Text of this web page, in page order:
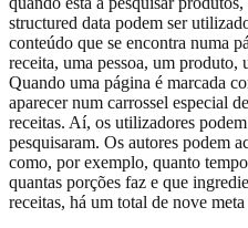
structured data podem ser
conteúdo que se encontra numa
receita, uma pessoa, um
Quando uma página é marcada
aparecer num carrossel especial
receitas. Aí, os utilizadores
pesquisaram. Os autores podem
como, por exemplo, quanto
quantas porções faz e que
receitas, há um total de nove